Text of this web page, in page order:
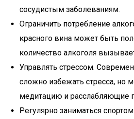
сосудистым заболеваниям.
Ограничить потребление
красного вина может быть
количество алкоголя
Управлять стрессом.
сложно избежать стресса, но
медитацию и расслабляющие
Регулярно заниматься